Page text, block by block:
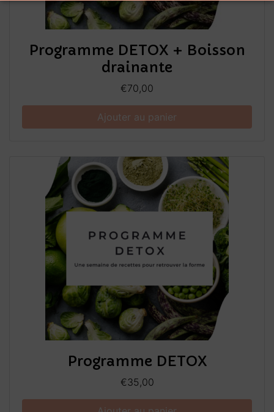
Programme DETOX + Boisson
drainante
€70,00
Ajouter au panier
Programme DETOX
€35,00